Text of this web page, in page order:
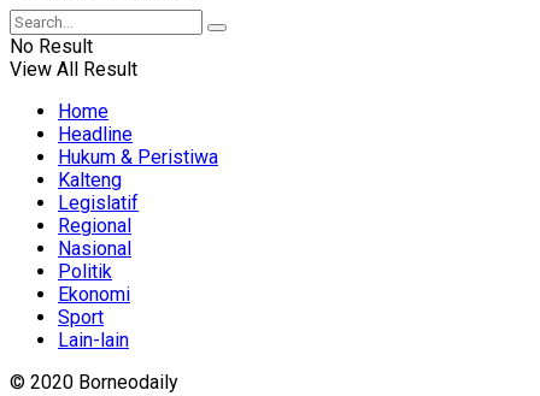
No Result
View All Result
Home
Headline
Hukum & Peristiwa
Kalteng
Legislatif
Regional
Nasional
Politik
Ekonomi
Sport
Lain-lain
© 2020 Borneodaily